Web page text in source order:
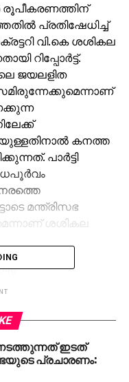
രൂപീകരണത്തിന്
പ്രതിഷേധിച്ച്
വി.കെ ശശികല
റിപ്പോര്‍ട്ട്.
ജയലളിത
കനത്ത
പാര്‍ട്ടി
മന്ത്രിസഭ
ശശികല
കൂടിക്കാഴ്ച
നേതാക്കളുമായി
നടത്തുന്നത്.
ഇടത്
പ്രചാരണം: